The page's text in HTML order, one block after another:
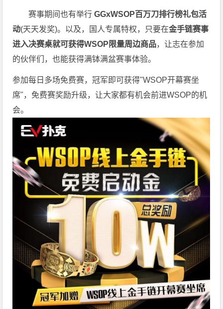
赛事期间也有举行 GGxWSOP百万刀排行榜礼包活
动(天天发奖)。以及，国人专属特权，只要在金手链赛事
进入决赛桌就可获得WSOP限量周边商品，让志在参加
的伙伴们，也能获得满钵满盆赛事体验。
参加每日多场免费赛，冠军即可获得"WSOP开幕赛坐
席"，免费赛奖励升级，让大家都有机会前进WSOP的机
会。